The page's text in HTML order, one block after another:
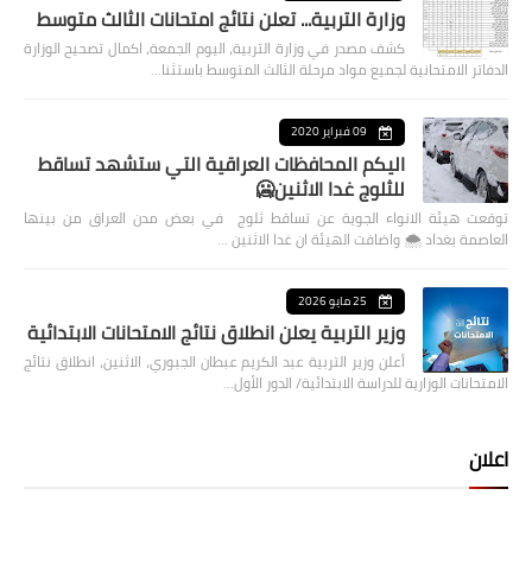
وزارة التربية... تعلن نتائج امتحانات الثالث متوسط
كشف مصدر في وزارة التربية، اليوم الجمعة، اكمال تصحيح الوزارة
الدفاتر الامتحانية لجميع مواد مرحلة الثالث المتوسط باستثنا…
09 فبراير 2020
اليكم المحافظات العراقية التي ستشهد تساقط
للثلوج غدا الاثنين🥶
توقعت هيئة الانواء الجوية عن تساقط ثلوج في بعض مدن العراق من بينها
العاصمة بغداد ⁦🌨️⁩ واضافت الهيئة ان غدا الاثنين …
25 مايو 2026
وزير التربية يعلن انطلاق نتائج الامتحانات الابتدائية
أعلن وزير التربية عبد الكريم عبطان الجبوري، الاثنين، انطلاق نتائج
الامتحانات الوزارية للدراسة الابتدائية/ الدور الأول…
اعلان